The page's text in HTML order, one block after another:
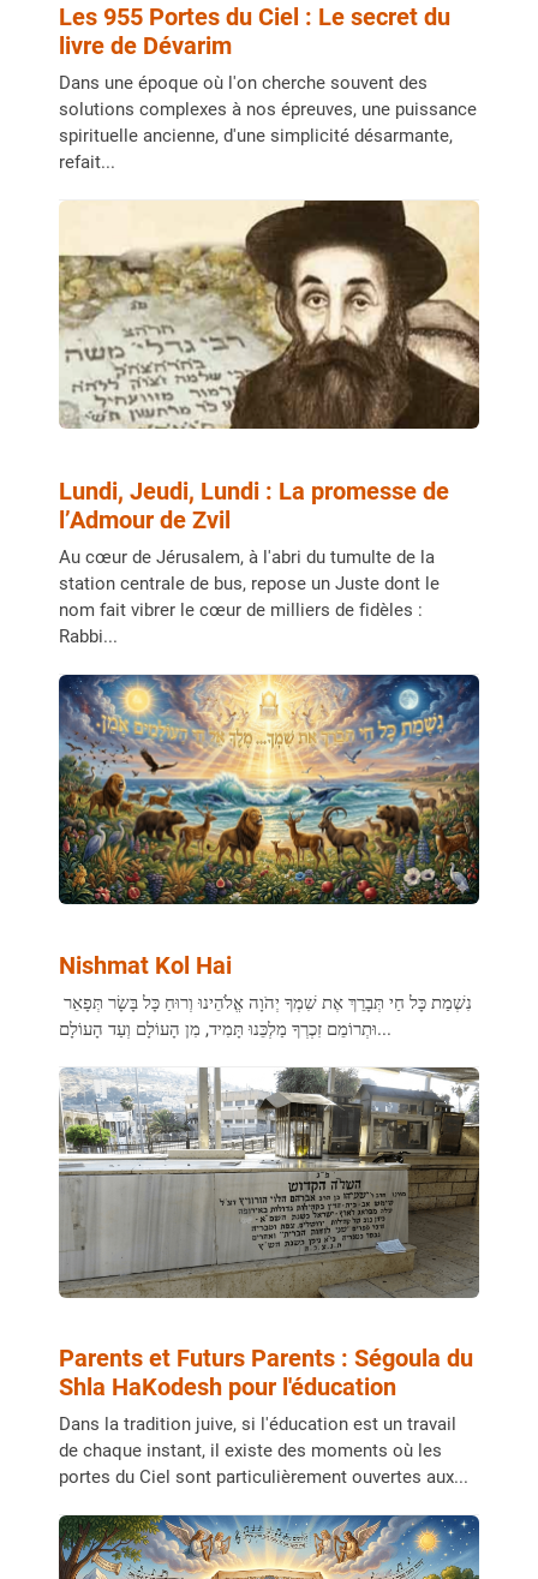
Les 955 Portes du Ciel : Le secret du
livre de Dévarim
Dans une époque où l'on cherche souvent des
solutions complexes à nos épreuves, une puissance
spirituelle ancienne, d'une simplicité désarmante,
refait...
Lundi, Jeudi, Lundi : La promesse de
l’Admour de Zvil
Au cœur de Jérusalem, à l'abri du tumulte de la
station centrale de bus, repose un Juste dont le
nom fait vibrer le cœur de milliers de fidèles :
Rabbi...
Nishmat Kol Hai
וּתְרוֹמֵם זִכְרְךָ מַלְכֵּנוּ תָּמִיד, מִן הָעוֹלָם וְעַד הָעוֹלָם...
Parents et Futurs Parents : Ségoula du
Shla HaKodesh pour l'éducation
Dans la tradition juive, si l'éducation est un travail
de chaque instant, il existe des moments où les
portes du Ciel sont particulièrement ouvertes aux...